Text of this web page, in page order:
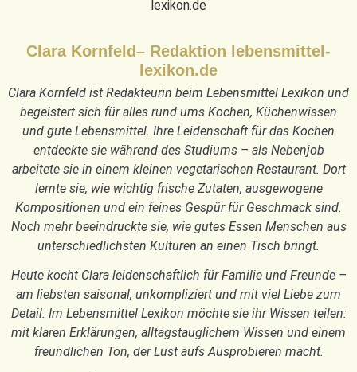
Clara Kornfeld– Redaktion lebensmittel-
lexikon.de
Clara Kornfeld ist Redakteurin beim Lebensmittel Lexikon und
begeistert sich für alles rund ums Kochen, Küchenwissen
und gute Lebensmittel. Ihre Leidenschaft für das Kochen
entdeckte sie während des Studiums – als Nebenjob
arbeitete sie in einem kleinen vegetarischen Restaurant. Dort
lernte sie, wie wichtig frische Zutaten, ausgewogene
Kompositionen und ein feines Gespür für Geschmack sind.
Noch mehr beeindruckte sie, wie gutes Essen Menschen aus
unterschiedlichsten Kulturen an einen Tisch bringt.
Heute kocht Clara leidenschaftlich für Familie und Freunde –
am liebsten saisonal, unkompliziert und mit viel Liebe zum
Detail. Im Lebensmittel Lexikon möchte sie ihr Wissen teilen:
mit klaren Erklärungen, alltagstauglichem Wissen und einem
freundlichen Ton, der Lust aufs Ausprobieren macht.